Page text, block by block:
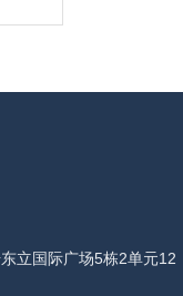
立国际广场5栋2单元12